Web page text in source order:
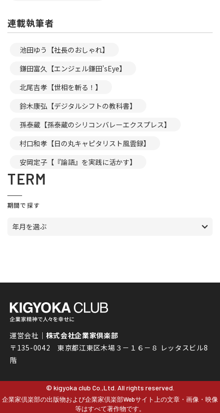
連載執筆者
池田ゆう【社長のおしゃれ】
鎌田富久【エンジェル鎌田’sEye】
北尾吉孝【世相を斬る！】
鈴木康弘【デジタルシフトの教科書】
孫泰蔵【孫泰蔵のシリコンバレーエクスプレス】
村口和孝【日の丸キャピタリスト風雲録】
安岡定子【『論語』を実践に活かす】
TERM
期間で探す
年月を選ぶ
運営会社｜ 株式会社企業家倶楽部
〒135-0042 東京都江東区木場３－１６－８ レッタスビル8
階
© kigyoka club Co.,Ltd. All rights reserved.
企業家倶楽部の出版物および企業家倶楽部Webサイト上の文章・画像・映像
等はすべて著作物です。